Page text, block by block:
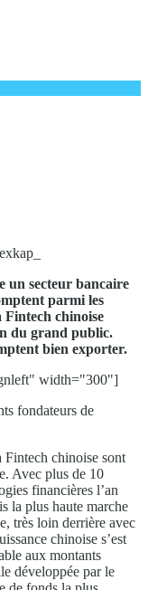
un secteur bancaire
parmi les
Fintech chinoise
du grand public.
bien exporter.
width="300"]
fondateurs de
Fintech chinoise sont
Avec plus de 10
financières l’an
la plus haute marche
très loin derrière avec
chinoise s’est
aux montants
développée par le